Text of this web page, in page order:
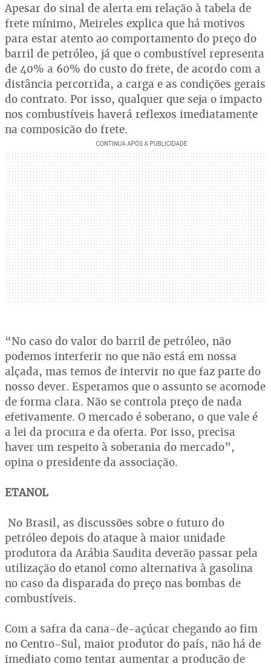
Apesar do sinal de alerta em relação à tabela de
frete mínimo, Meireles explica que há motivos
para estar atento ao comportamento do preço do
barril de petróleo, já que o combustível representa
de 40% a 60% do custo do frete, de acordo com a
distância percorrida, a carga e as condições gerais
do contrato. Por isso, qualquer que seja o impacto
nos combustíveis haverá reflexos imediatamente
na composição do frete.
“No caso do valor do barril de petróleo, não
podemos interferir no que não está em nossa
alçada, mas temos de intervir no que faz parte do
nosso dever. Esperamos que o assunto se acomode
de forma clara. Não se controla preço de nada
efetivamente. O mercado é soberano, o que vale é
a lei da procura e da oferta. Por isso, precisa
haver um respeito à soberania do mercado”,
opina o presidente da associação.
ETANOL
No Brasil, as discussões sobre o futuro do
petróleo depois do ataque à maior unidade
produtora da Arábia Saudita deverão passar pela
utilização do etanol como alternativa à gasolina
no caso da disparada do preço nas bombas de
combustíveis.
Com a safra da cana-de-açúcar chegando ao fim
no Centro-Sul, maior produtor do país, não há de
imediato como tentar aumentar a produção de